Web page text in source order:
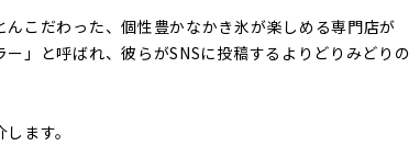
こだわった、個性豊かなかき氷が楽しめる専門店が
」と呼ばれ、彼らがSNSに投稿するよりどりみどりの
ます。